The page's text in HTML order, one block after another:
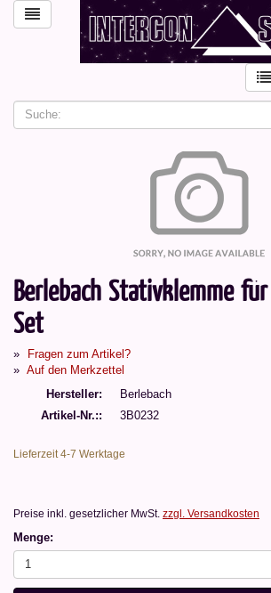
Berlebach Stativklemme
Set
Fragen zum Artikel?
Auf den Merkzettel
Hersteller
Berlebach
Artikel-Nr.:
3B0232
Lieferzeit 4-7 Werktage
Preise inkl. gesetzlicher MwSt. zzgl. Versandkosten
Menge:
1